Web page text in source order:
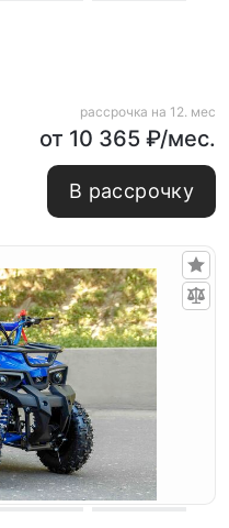
рассрочка на 12. мес
от 10 365 ₽/мес.
В рассрочку